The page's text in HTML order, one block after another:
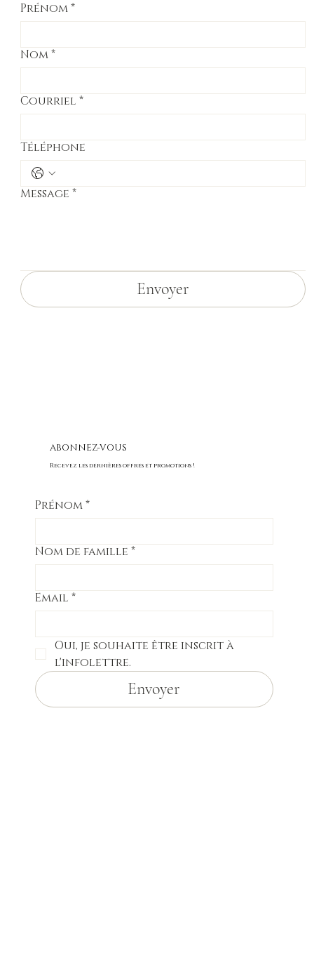
Prénom *
Nom *
Courriel *
Téléphone
Message *
Envoyer
ABONNEZ-VOUS
Recevez les dernières offres et promotions !
Prénom*
Nom de famille *
Email *
Oui, je souhaite être inscrit à
l'infolettre.
Envoyer